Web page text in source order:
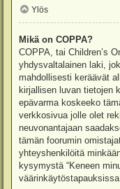
Ylös
Mikä on COPPA?
COPPA, tai Children’s
yhdysvaltalainen laki,
mahdollisesti keräävät
kirjallisen luvan tietojen
epävarma koskeeko
verkkosivua jolle olet
neuvonantajaan
tämän foorumin
yhteyshenkilöitä
kysymystä “Keneen